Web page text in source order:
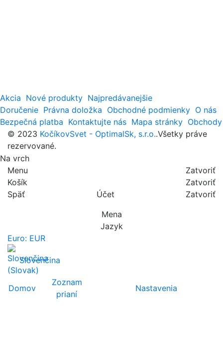
Akcia Nové produkty Najpredávanejšie
Doručenie Právna doložka Obchodné podmienky O nás
Bezpečná platba Kontaktujte nás Mapa stránky Obchody
© 2023 KočíkovSvet - OptimalSk, s.r.o..Všetky práve
rezervované.
Na vrch
Menu
Zatvoriť
Košík
Zatvoriť
Späť
Účet
Zatvoriť
Mena
Jazyk
Euro: EUR
Slovenčina
Domov
Zoznam
prianí
Nastavenia